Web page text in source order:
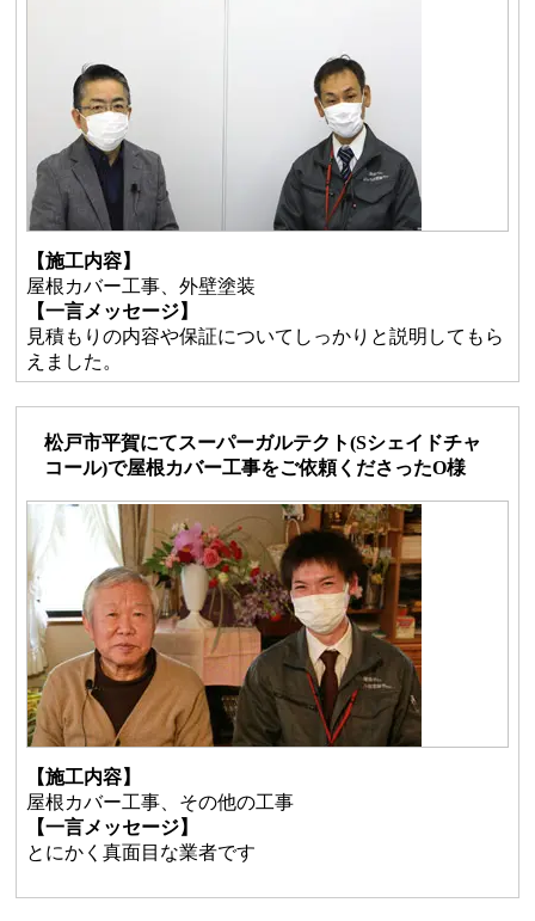
【施工内容】
屋根カバー工事、外壁塗装
【一言メッセージ】
見積もりの内容や保証についてしっかりと説明してもら
えました。
松戸市平賀にてスーパーガルテクト(Sシェイドチャ
コール)で屋根カバー工事をご依頼くださったO様
【施工内容】
屋根カバー工事、その他の工事
【一言メッセージ】
とにかく真面目な業者です